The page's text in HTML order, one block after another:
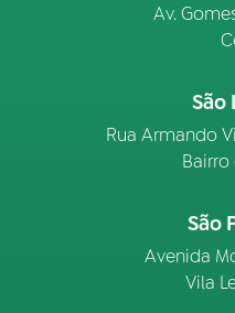
Av.
São
Rua Armando
Bairro
São
Avenida
Vila